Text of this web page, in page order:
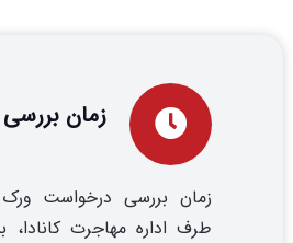
زمان
زمان بررسی درخواست
طرف اداره مهاجرت